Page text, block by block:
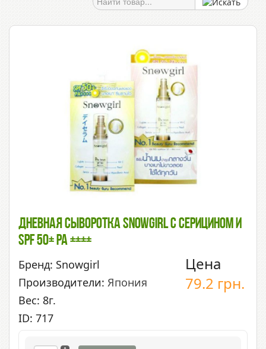
Дневная Сыворотка Snowgirl С Серицином И
SPF 50+ PA ++++
Бренд: Snowgirl
Производители: Япония
Вес: 8г.
ID: 717
Цена
79.2 грн.